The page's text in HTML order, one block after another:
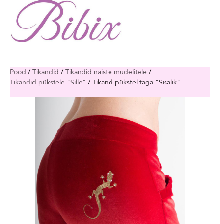
Pood / Tikandid / Tikandid naiste mudelitele /
Tikandid pükstele "Sille" / Tikand pükstel taga "Sisalik"